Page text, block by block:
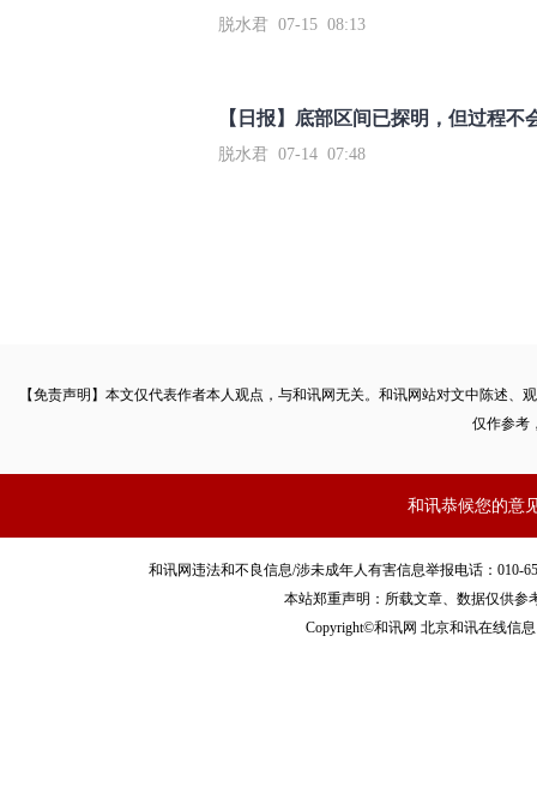
脱水君 07-15 08:13
【日报】底部区间已探明，但过程不
脱水君 07-14 07:48
【免责声明】本文仅代表作者本人观点，与和讯网无关。和讯网站对文中陈述
仅作参考
和讯恭候您的意
和讯网违法和不良信息/涉未成年人有害信息举报电话：010-
本站郑重声明：所载文章、数据仅供参
Copyright©和讯网 北京和讯在线信